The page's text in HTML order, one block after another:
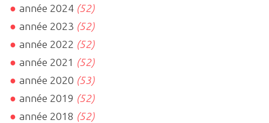
année 2024 (52)
année 2023 (52)
année 2022 (52)
année 2021 (52)
année 2020 (53)
année 2019 (52)
année 2018 (52)